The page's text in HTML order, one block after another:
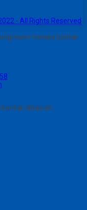
- All Rights Reserved
kami melalui kontak
dibawah: